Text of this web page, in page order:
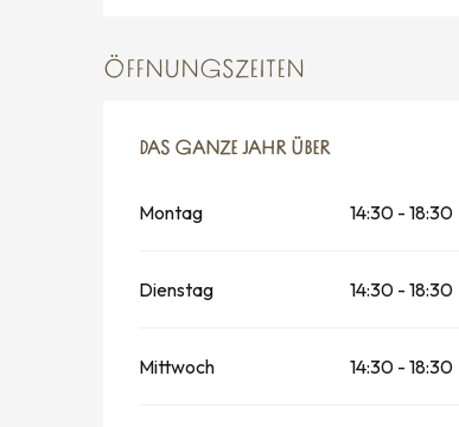
ÖFFNUNGSZEITEN
DAS GANZE JAHR ÜBER
DAS GANZE JAHR ÜBER
Montag 14:30 - 18:30
Dienstag 14:30 - 18:30
Mittwoch 14:30 - 18:30